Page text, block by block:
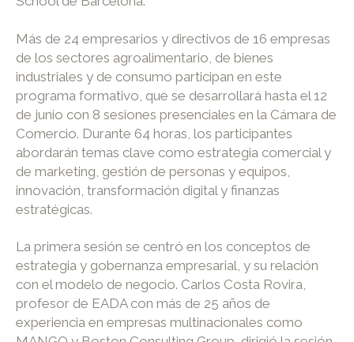
Más de 24 empresarios y directivos de 16 empresas
de los sectores agroalimentario, de bienes
industriales y de consumo participan en este
programa formativo, que se desarrollará hasta el 12
de junio con 8 sesiones presenciales en la Cámara de
Comercio. Durante 64 horas, los participantes
abordarán temas clave como estrategia comercial y
de marketing, gestión de personas y equipos,
innovación, transformación digital y finanzas
estratégicas.
La primera sesión se centró en los conceptos de
estrategia y gobernanza empresarial, y su relación
con el modelo de negocio. Carlos Costa Rovira,
profesor de EADA con más de 25 años de
experiencia en empresas multinacionales como